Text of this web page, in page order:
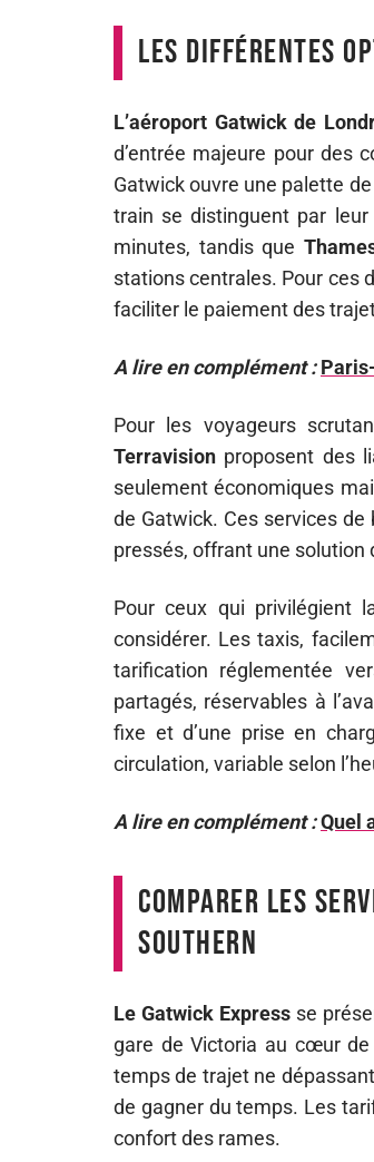
Les différentes
L’aéroport Gatwick de
d’entrée majeure pour des
Gatwick ouvre une palette
train se distinguent par
minutes, tandis que
stations centrales. Pour ces
faciliter le paiement des
A lire en complément :
Pour les voyageurs
Terravision proposent des
seulement économiques
de Gatwick. Ces services de
pressés, offrant une solution
Pour ceux qui privilégient
considérer. Les taxis,
tarification réglementée
partagés, réservables à
fixe et d’une prise en
circulation, variable selon
A lire en complément :Quel
Comparer les
Southern
Le Gatwick Express se
gare de Victoria au cœur
temps de trajet ne
de gagner du temps. Les
confort des rames.